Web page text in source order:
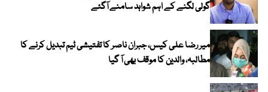
گولی لگنے کے اہم شواہد سامنے آگئے
میر رضا علی کیس، جبران ناصر کا تفتیشی ٹیم تبدیل کرنے کا
مطالبہ، والدین کا موقف بھی آ گیا